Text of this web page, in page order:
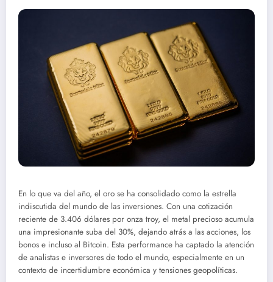
En lo que va del año, el oro se ha consolidado como la estrella
indiscutida del mundo de las inversiones. Con una cotización
reciente de 3.406 dólares por onza troy, el metal precioso acumula
una impresionante suba del 30%, dejando atrás a las acciones, los
bonos e incluso al Bitcoin. Esta performance ha captado la atención
de analistas e inversores de todo el mundo, especialmente en un
contexto de incertidumbre económica y tensiones geopolíticas.